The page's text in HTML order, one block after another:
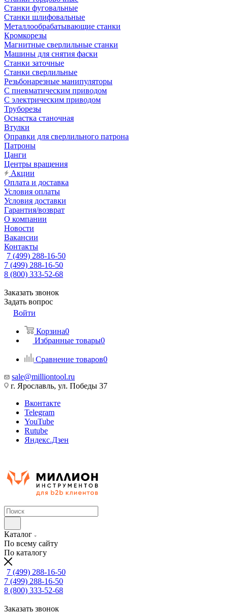
Станки фуговальные
Станки шлифовальные
Металлообрабатывающие станки
Кромкорезы
Магнитные сверлильные станки
Машины для снятия фаски
Станки заточные
Станки сверлильные
Резьбонарезные манипуляторы
С пневматическим приводом
С электрическим приводом
Труборезы
Оснастка станочная
Втулки
Оправки для сверлильного патрона
Патроны
Цанги
Центры вращения
Акции
Оплата и доставка
Условия оплаты
Условия доставки
Гарантия/возврат
О компании
Новости
Вакансии
Контакты
7 (499) 288-16-50
7 (499) 288-16-50
8 (800) 333-52-68
Заказать звонок
Задать вопрос
Войти
Корзина0
Избранные товары0
Сравнение товаров0
sale@milliontool.ru
г. Ярославль, ул. Победы 37
Вконтакте
Telegram
YouTube
Rutube
Яндекс.Дзен
Каталог
По всему сайту
По каталогу
7 (499) 288-16-50
7 (499) 288-16-50
8 (800) 333-52-68
Заказать звонок